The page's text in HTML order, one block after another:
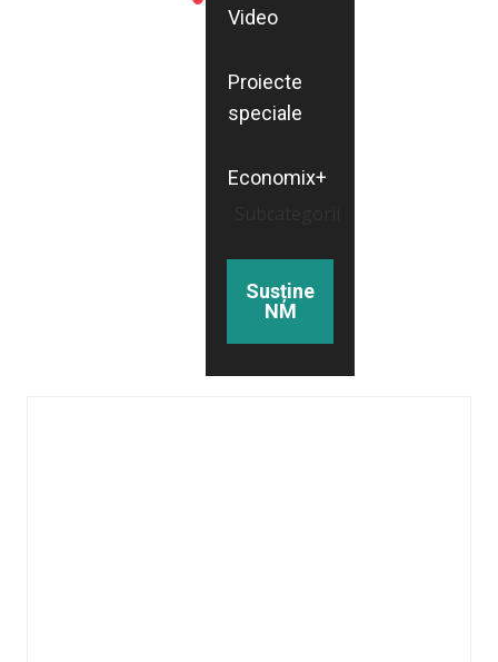
Video
Proiecte
speciale
Economix+
Susține
NM